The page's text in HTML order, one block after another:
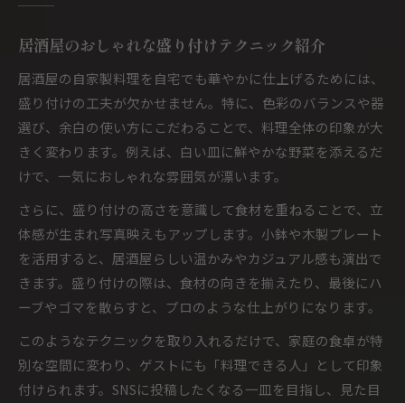
居酒屋のおしゃれな盛り付けテクニック紹介
居酒屋の自家製料理を自宅でも華やかに仕上げるためには、
盛り付けの工夫が欠かせません。特に、色彩のバランスや器
選び、余白の使い方にこだわることで、料理全体の印象が大
きく変わります。例えば、白い皿に鮮やかな野菜を添えるだ
けで、一気におしゃれな雰囲気が漂います。
さらに、盛り付けの高さを意識して食材を重ねることで、立
体感が生まれ写真映えもアップします。小鉢や木製プレート
を活用すると、居酒屋らしい温かみやカジュアル感も演出で
きます。盛り付けの際は、食材の向きを揃えたり、最後にハ
ーブやゴマを散らすと、プロのような仕上がりになります。
このようなテクニックを取り入れるだけで、家庭の食卓が特
別な空間に変わり、ゲストにも「料理できる人」として印象
付けられます。SNSに投稿したくなる一皿を目指し、見た目